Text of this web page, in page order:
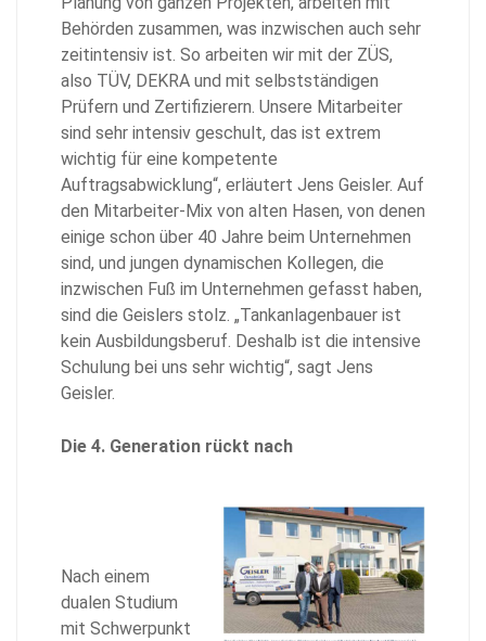
Behörden zusammen, was inzwischen auch sehr
zeitintensiv ist. So arbeiten wir mit der ZÜS,
also TÜV, DEKRA und mit selbstständigen
Prüfern und Zertifizierern. Unsere Mitarbeiter
sind sehr intensiv geschult, das ist extrem
wichtig für eine kompetente
Auftragsabwicklung“, erläutert Jens Geisler. Auf
den Mitarbeiter-Mix von alten Hasen, von denen
einige schon über 40 Jahre beim Unternehmen
sind, und jungen dynamischen Kollegen, die
inzwischen Fuß im Unternehmen gefasst haben,
sind die Geislers stolz. „Tankanlagenbauer ist
kein Ausbildungsberuf. Deshalb ist die intensive
Schulung bei uns sehr wichtig“, sagt Jens
Geisler.
Die 4. Generation rückt nach
Nach einem
dualen Studium
mit Schwerpunkt